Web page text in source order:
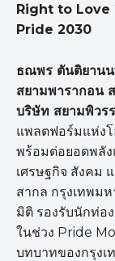
Right to Love
Pride 2030
ธณพร ตันติยานน
สยามพารากอน
บริษัท สยามพิวร
แพลตฟอร์มแห่ง
พร้อมต่อยอดพลัง
เศรษฐกิจ สังคม
สากล กรุงเทพม
มิติ รองรับนักท่อ
ในช่วง Pride
บทบาทของกรุงเ